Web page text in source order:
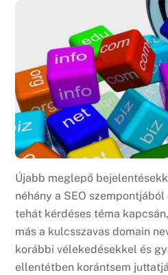
Újabb meglepő
néhány a SEO
tehát kérdéses téma
más a kulcsszavas domain
korábbi vélekedésekkel és
ellentétben korántsem